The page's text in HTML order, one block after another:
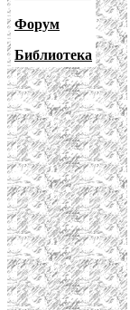
Форум
Библиотека